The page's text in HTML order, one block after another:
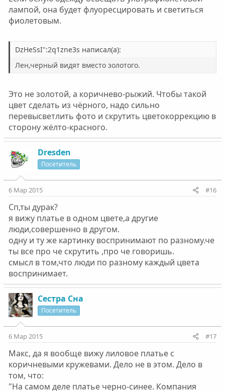
лампой, она будет флуоресцировать и светиться
фиолетовым.
DzHeSsI":2q1zne3s написал(а):
Лен,черный видят вместо золотого.
Это не золотой, а коричнево-рыжий. Чтобы такой
цвет сделать из чёрного, надо сильно
перевысветлить фото и скрутить цветокоррекцию в
сторону жёлто-красного.
Dresden
Посетитель
6 Мар 2015 #16
Сп,ты дурак?
я вижу платье в одном цвете,а другие
люди,совершенно в другом.
одну и ту же картинку воспринимают по разному.че
ты все про че скрутить ,про че говоришь.
смысл в том,что люди по разному каждый цвета
воспринимает.
Сестра Сна
Посетитель
6 Мар 2015 #17
Макс, да я вообще вижу лиловое платье с
коричневыми кружевами. Дело не в этом. Дело в
том, что:
"На самом деле платье черно-синее. Компания